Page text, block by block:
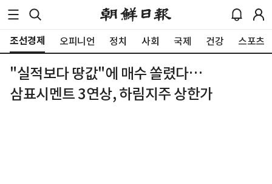
조선경제 오피니언 정치 사회 국제 건강 스포츠
"실적보다 땅값"에 매수 쏠렸다…
삼표시멘트 3연상, 하림지주 상한가